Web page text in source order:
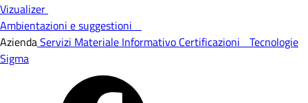
Vizualizer
Ambientazioni e suggestioni
AziendaServizi Materiale Informativo Certificazioni Tecnologie
Sigma